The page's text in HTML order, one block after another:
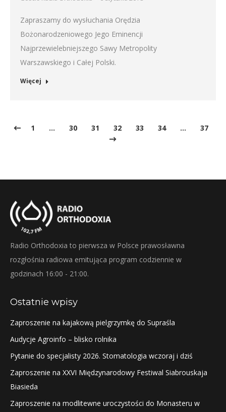
Zapraszamy do wysłuchania Orędzia
Bożonarodzeniowego Jego Eminencji
Najprzewielebniejszego Sawy Metropolity
Warszawskiego i Całej Polski.
Więcej
1 … 30 31 32 33 34 … 37
Radio Orthodoxia to pierwsza w Polsce prawosławna
rozgłośnia radiowa emitująca program codziennie w
godzinach 16:00 - 21:00.
Ostatnie wpisy
Zaproszenie na kajakową pielgrzymkę do Supraśla
Audycje Agroinfo – blisko rolnika
Pytanie do specjalisty 2026. Stomatologia wczoraj i dziś
Zaproszenie na XXVI Międzynarodowy Festiwal Siabrouskaja
Biasieda
Zaproszenie na modlitewne uroczystości do Monasteru w